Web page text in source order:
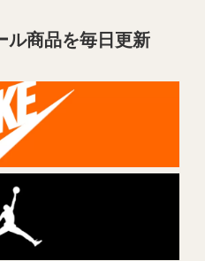
ル商品を毎日更新